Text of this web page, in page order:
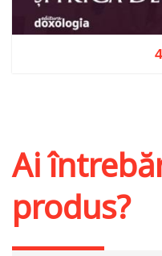
Ai
produs?